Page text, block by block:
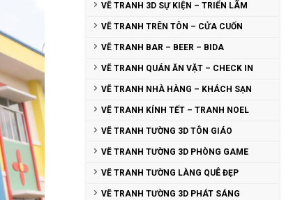
VẼ TRANH 3D SỰ KIỆN – TRIỂN LÃM
VẼ TRANH TRÊN TÔN – CỬA CUỐN
VẼ TRANH BAR – BEER – BIDA
VẼ TRANH QUÁN ĂN VẶT – CHECK IN
VẼ TRANH NHÀ HÀNG – KHÁCH SẠN
VẼ TRANH KÍNH TẾT – TRANH NOEL
VẼ TRANH TƯỜNG 3D TÔN GIÁO
VẼ TRANH TƯỜNG 3D PHÒNG GAME
VẼ TRANH TƯỜNG LÀNG QUÊ ĐẸP
VẼ TRANH TƯỜNG 3D PHÁT SÁNG